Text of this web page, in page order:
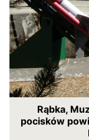
Rąbka,
pocisków